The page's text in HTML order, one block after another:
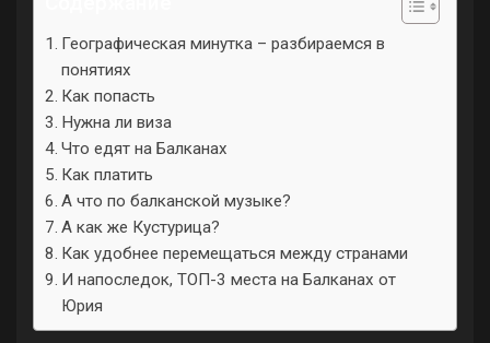
Географическая минутка – разбираемся в
понятиях
Как попасть
Нужна ли виза
Что едят на Балканах
Как платить
А что по балканской музыке?
А как же Кустурица?
Как удобнее перемещаться между странами
И напоследок, ТОП-3 места на Балканах от
Юрия